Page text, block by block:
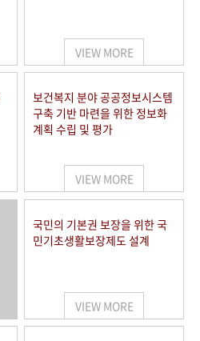
VIEW MORE
보건복지 분야 공공정보시스템
구축 기반 마련을 위한 정보화
계획 수립 및 평가
VIEW MORE
국민의 기본권 보장을 위한 국
민기초생활보장제도 설계
VIEW MORE